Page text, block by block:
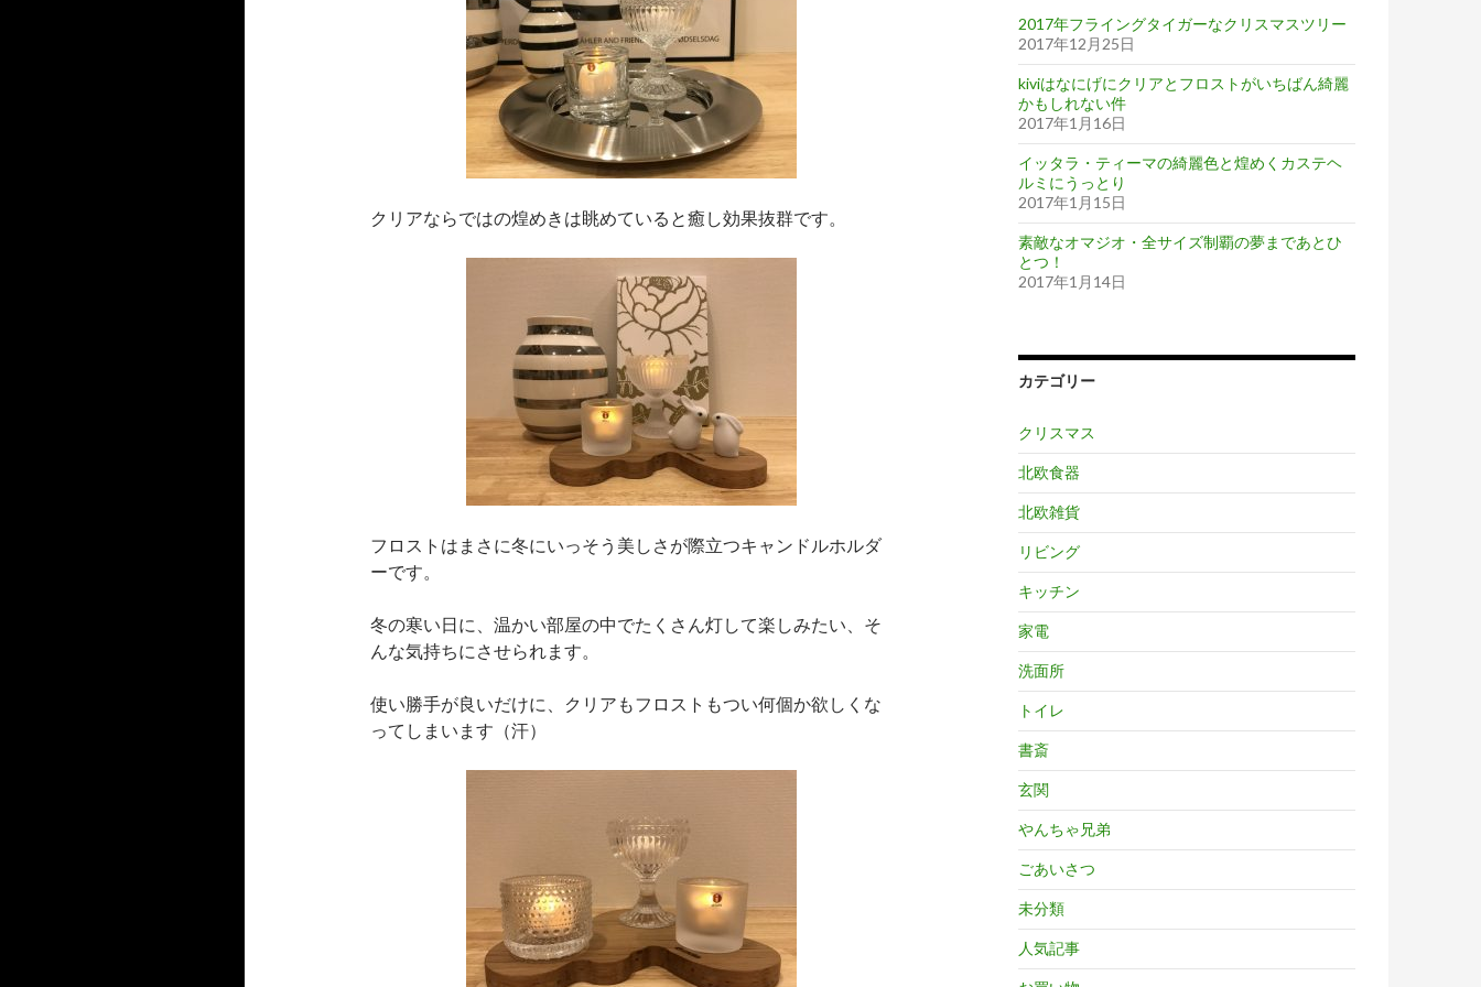
クリアならではの煌めきは眺めていると癒し効果抜群です。
フロストはまさに冬にいっそう美しさが際立つキャンドルホルダ
ーです。
冬の寒い日に、温かい部屋の中でたくさん灯して楽しみたい、そ
んな気持ちにさせられます。
使い勝手が良いだけに、クリアもフロストもつい何個か欲しくな
ってしまいます（汗）
2017年フライングタイガーなクリスマスツリー
2017年12月25日
kiviはなにげにクリアとフロストがいちばん綺麗
かもしれない件
2017年1月16日
イッタラ・ティーマの綺麗色と煌めくカステヘ
ルミにうっとり
2017年1月15日
素敵なオマジオ・全サイズ制覇の夢まであとひ
とつ！
2017年1月14日
カテゴリー
クリスマス
北欧食器
北欧雑貨
リビング
キッチン
家電
洗面所
トイレ
書斎
玄関
やんちゃ兄弟
ごあいさつ
未分類
人気記事